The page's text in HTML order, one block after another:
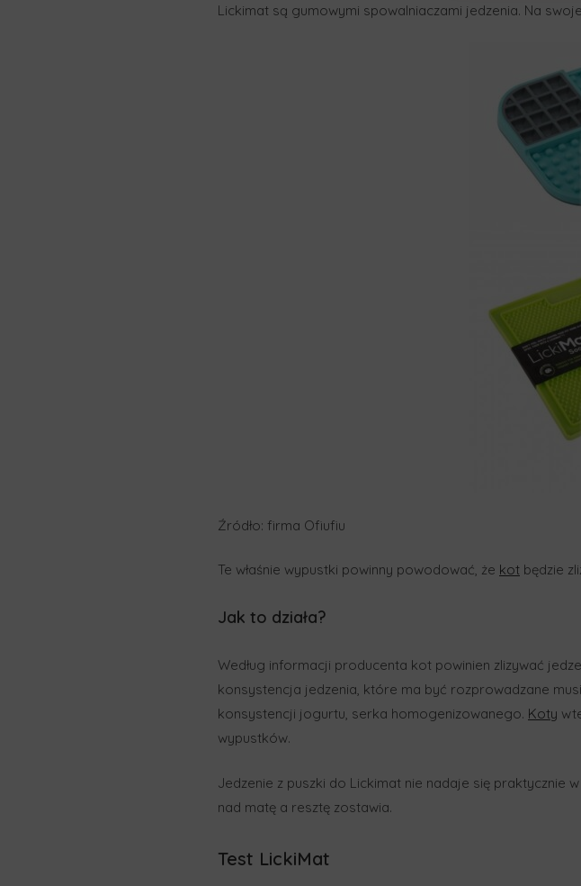
Lickimat są gumowymi spowalniaczami jedzenia. Na
Źródło: firma Ofiufiu
Te właśnie wypustki powinny powodować, że kot będzie
Jak to działa?
Według informacji producenta kot powinien zlizywać
konsystencja jedzenia, które ma być rozprowadzane
konsystencji jogurtu, serka homogenizowanego. Koty
wypustków.
Jedzenie z puszki do Lickimat nie nadaje się praktycznie
nad matę a resztę zostawia.
Test LickiMat